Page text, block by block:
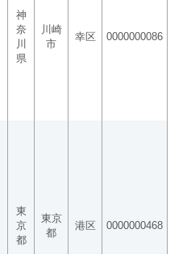
神
奈
川
県
川崎
市
幸区 0000000086
東
京
都
東京
都
港区 0000000468